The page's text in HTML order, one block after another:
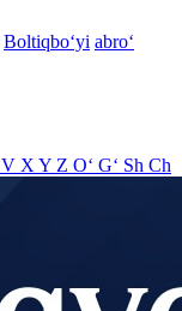
Boltiqbo‘yi abro‘
V X Y Z O‘ G‘ Sh Ch